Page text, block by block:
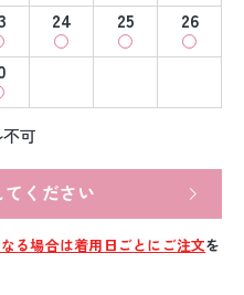
24 25
26
可
ください
る場合は着用日ごとにご注文を